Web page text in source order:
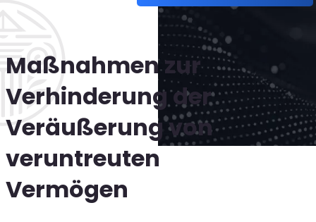
Maßnahmen zur
Verhinderung der
Veräußerung von
veruntreuten
Vermögen